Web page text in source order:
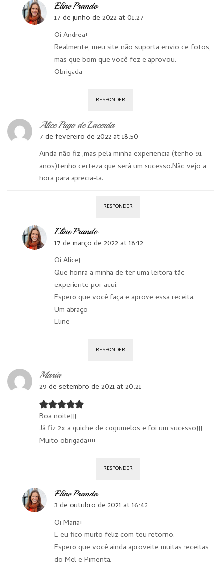
Eline Prando
17 de junho de 2022 at 01:27
Oi Andrea!
Realmente, meu site não suporta envio de fotos,
mas que bom que você fez e aprovou.
Obrigada
RESPONDER
Alice Puga de Lacerda
7 de fevereiro de 2022 at 18:50
Ainda não fiz ,mas pela minha experiencia (tenho 91
anos)tenho certeza que será um sucesso.Não vejo a
hora para aprecia-la.
RESPONDER
Eline Prando
17 de março de 2022 at 18:12
Oi Alice!
Que honra a minha de ter uma leitora tão
experiente por aqui.
Espero que você faça e aprove essa receita.
Um abraço
Eline
RESPONDER
Maria
29 de setembro de 2021 at 20:21
Boa noite!!!
Já fiz 2x a quiche de cogumelos e foi um sucesso!!!
Muito obrigada!!!!
RESPONDER
Eline Prando
3 de outubro de 2021 at 16:42
Oi Maria!
E eu fico muito feliz com teu retorno.
Espero que você ainda aproveite muitas receitas
do Mel e Pimenta.